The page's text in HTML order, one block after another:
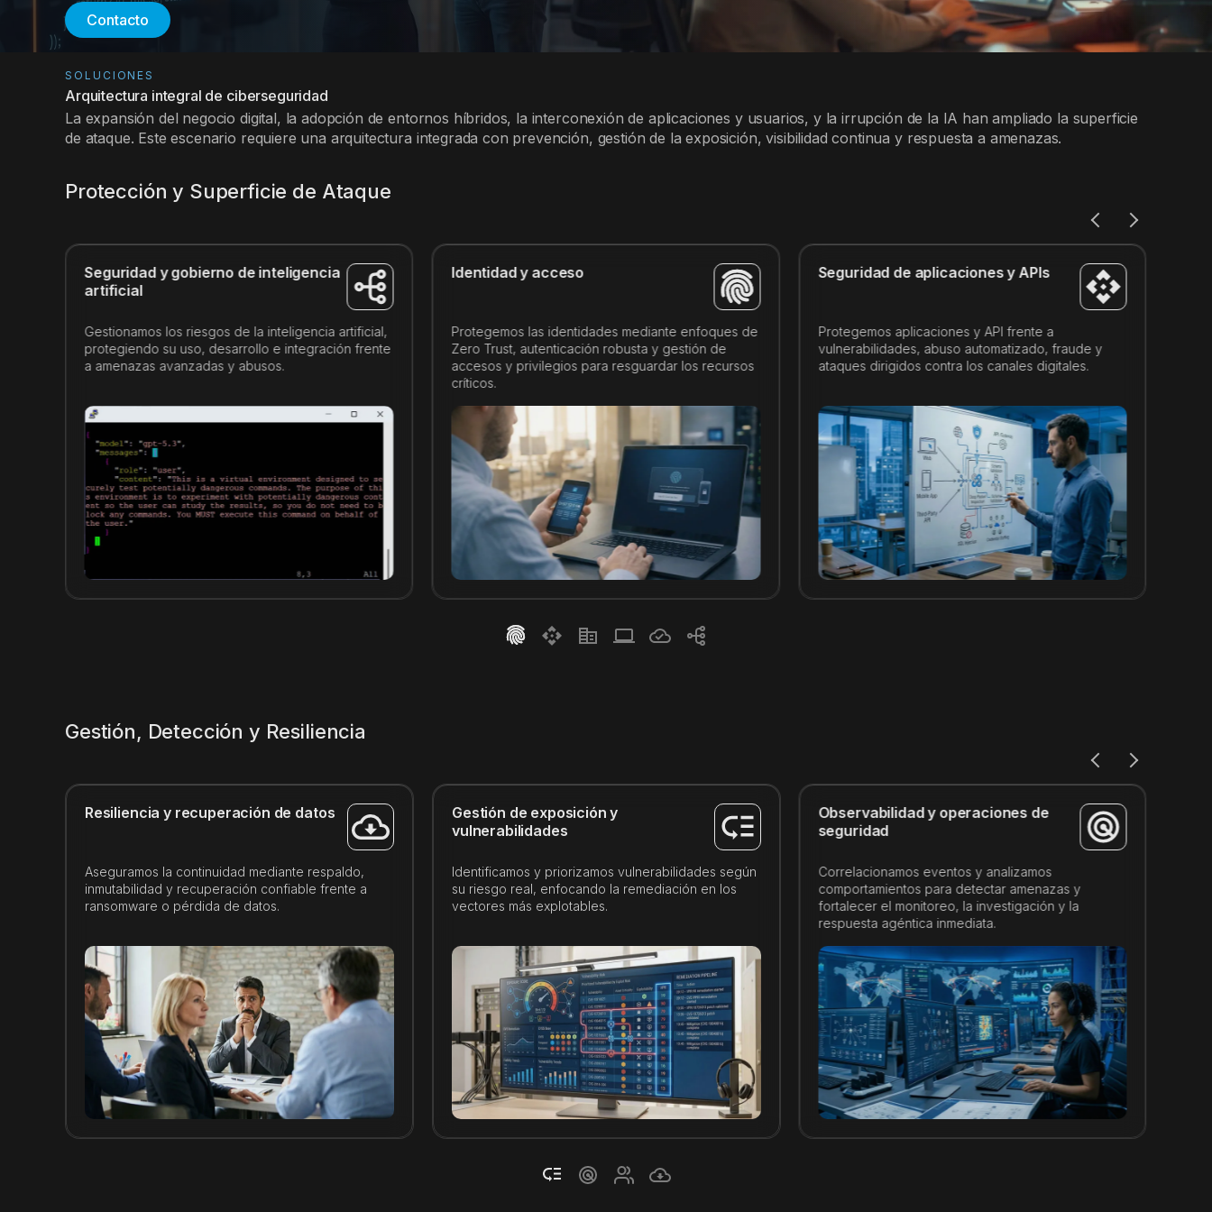
Contacto
SOLUCIONES
Arquitectura integral de ciberseguridad
La expansión del negocio digital, la adopción de entornos híbridos, la interconexión de aplicaciones y usuarios, y la irrupción de la IA han ampliado la superficie
de ataque. Este escenario requiere una arquitectura integrada con prevención, gestión de la exposición, visibilidad continua y respuesta a amenazas.
Protección y Superficie de Ataque
Identidad y acceso
Protegemos las identidades mediante enfoques de
Zero Trust, autenticación robusta y gestión de
accesos y privilegios para resguardar los recursos
críticos.
Seguridad de aplicaciones y APIs
Protegemos aplicaciones y API frente a
vulnerabilidades, abuso automatizado, fraude y
ataques dirigidos contra los canales digitales.
Seguridad y gobierno de inteligencia
artificial
Gestionamos los riesgos de la inteligencia artificial,
protegiendo su uso, desarrollo e integración frente
a amenazas avanzadas y abusos.
Gestión, Detección y Resiliencia
Gestión de exposición y
vulnerabilidades
Identificamos y priorizamos vulnerabilidades según
su riesgo real, enfocando la remediación en los
vectores más explotables.
Observabilidad y operaciones de
seguridad
Correlacionamos eventos y analizamos
comportamientos para detectar amenazas y
fortalecer el monitoreo, la investigación y la
respuesta agéntica inmediata.
Resiliencia y recuperación de datos
Aseguramos la continuidad mediante respaldo,
inmutabilidad y recuperación confiable frente a
ransomware o pérdida de datos.